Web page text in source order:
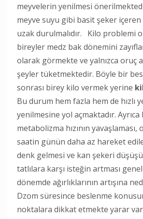
meyvelerin yenilmesi
meyve suyu gibi basit şeker içeren
uzak durulmalıdır. Kilo problemi
bireyler medz bak dönemini
olarak görmekte ve yalnızca oruç
şeyler tüketmektedir. Böyle bir
sonrası birey kilo vermek yerine
Bu durum hem fazla hem de hızlı
yenilmesine yol açmaktadır. Ayrıca
metabolizma hızının yavaşlaması,
saatin günün daha az hareket
denk gelmesi ve kan şekeri
tatlılara karşı isteğin artması
dönemde ağırlıklarının artışına
Dzom süresince beslenme
noktalara dikkat etmekte yarar